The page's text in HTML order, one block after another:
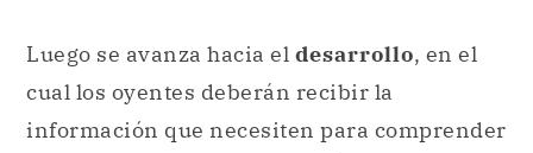
Luego se avanza hacia el desarrollo, en el
cual los oyentes deberán recibir la
información que necesiten para comprender